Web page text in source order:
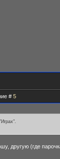
# 5
другую (где